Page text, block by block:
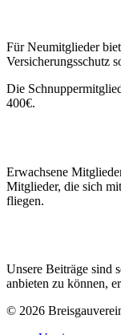
Für Neumitglieder
Versicherungsschutz
Die
400€.
Erwachsene
Mitglieder, die sich
fliegen.
Unsere Beiträge sind
anbieten zu können,
© 2026